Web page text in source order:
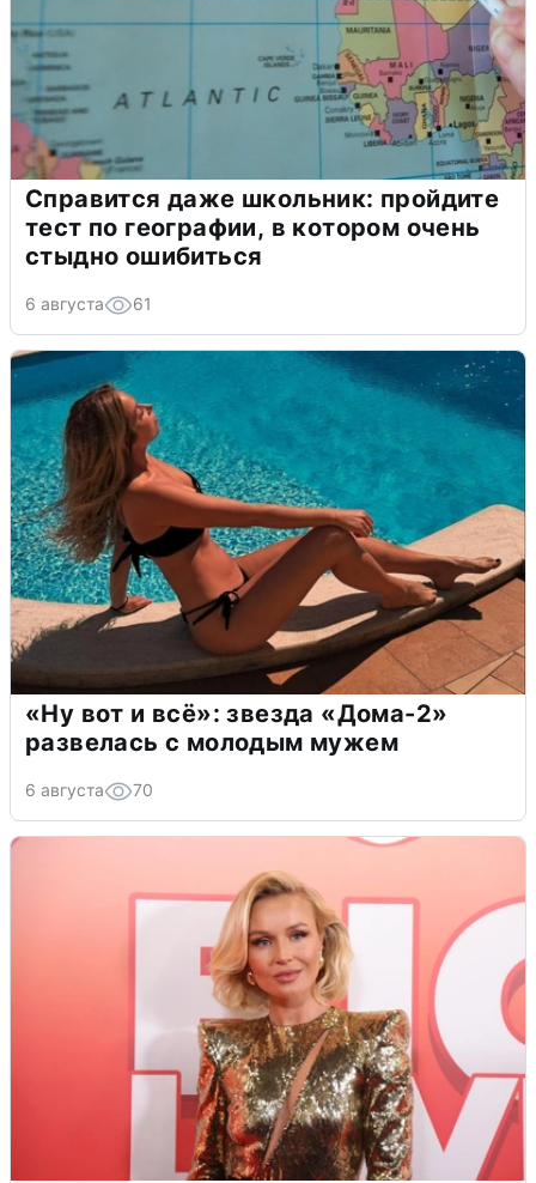
Справится даже школьник: пройдите
тест по географии, в котором очень
стыдно ошибиться
6 августа 61
«Ну вот и всё»: звезда «Дома-2»
развелась с молодым мужем
6 августа 70